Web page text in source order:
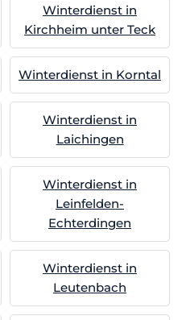
Winterdienst in
Kirchheim unter Teck
Winterdienst in Korntal
Winterdienst in
Laichingen
Winterdienst in
Leinfelden-
Echterdingen
Winterdienst in
Leutenbach